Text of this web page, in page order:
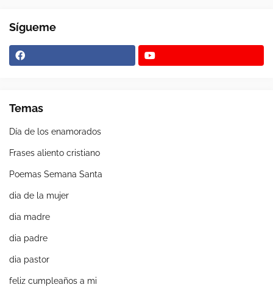
Sígueme
Temas
Día de los enamorados
Frases aliento cristiano
Poemas Semana Santa
dia de la mujer
dia madre
dia padre
dia pastor
feliz cumpleaños a mi